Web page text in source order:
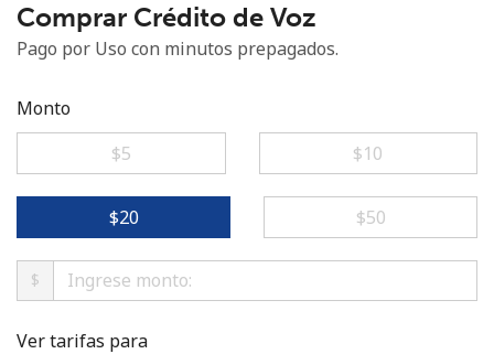
¿Ya tienes una cuenta?Inicia sesión →
Comprar Crédito de Voz
Pago por Uso con minutos prepagados.
Monto
⁦$5⁩
⁦$10⁩
⁦$20⁩ ⁦$50⁩
$
Ver tarifas para